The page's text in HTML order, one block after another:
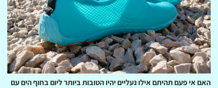
האם אי פעם תהיתם אילו נעליים יהיו הטובות ביותר ליום בחוף הים עם